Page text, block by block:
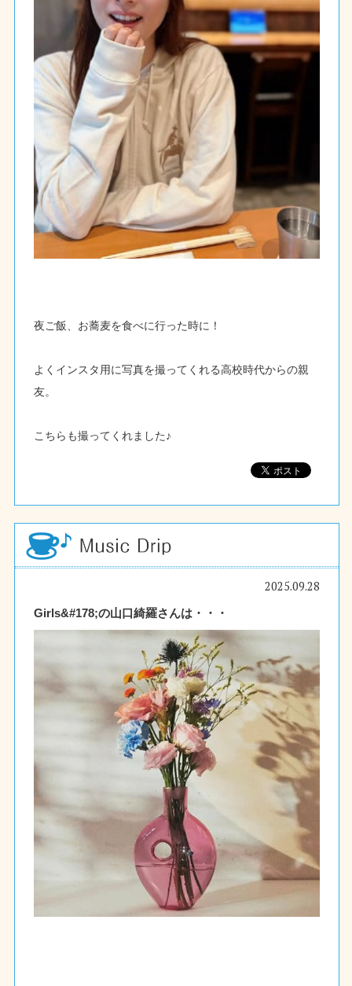
夜ご飯、お蕎麦を食べに行った時に！
よくインスタ用に写真を撮ってくれる高校時代からの親
友。
こちらも撮ってくれました♪
2025.09.28
Girls&#178;の山口綺羅さんは・・・